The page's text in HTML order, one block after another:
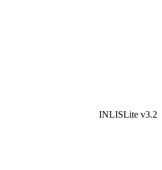
INLISLite v3.2